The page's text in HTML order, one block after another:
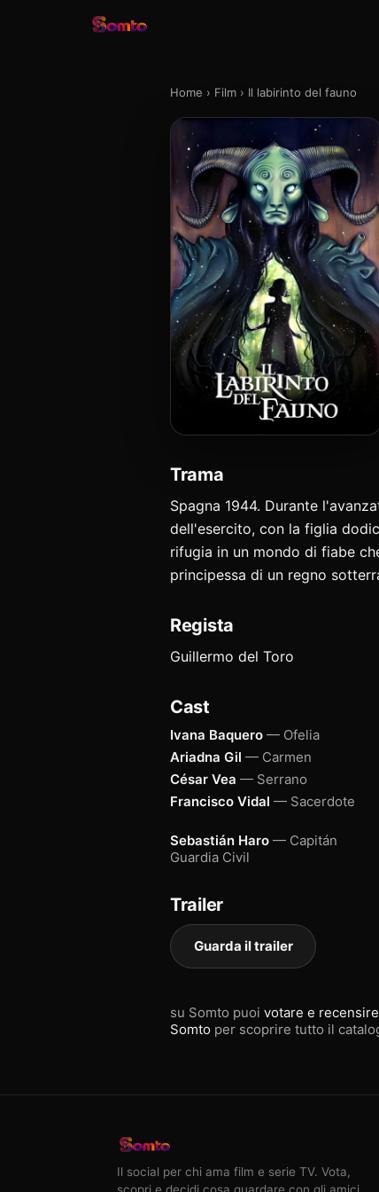
Home › Film › Il labirinto del fauno
Trama
Spagna 1944. Durante
dell'esercito, con la figlia
rifugia in un mondo di fiabe
principessa di un regno
Regista
Guillermo del Toro
Cast
Ivana Baquero — Ofelia
Ariadna Gil — Carmen
César Vea — Serrano
Francisco Vidal — Sacerdote
Sebastián Haro — Capitán
Guardia Civil
Trailer
Guarda il trailer
su Somto puoi votare e
Somto per scoprire tutto il
Il social per chi ama film e serie TV. Vota,